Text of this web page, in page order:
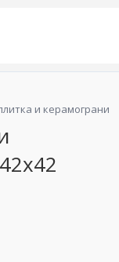
и керамогранит